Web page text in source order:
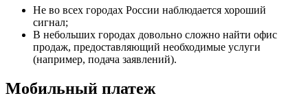
Не во всех городах России наблюдается хороший
сигнал;
В небольших городах довольно сложно найти офис
продаж, предоставляющий необходимые услуги
(например, подача заявлений).
Мобильный платеж